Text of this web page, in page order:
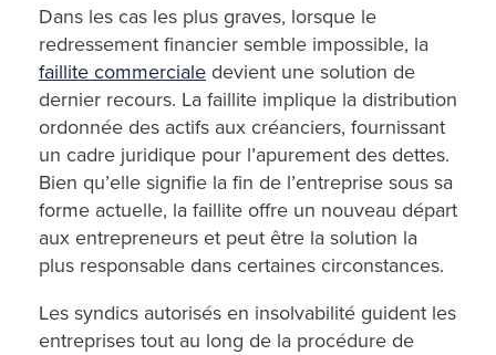
Dans les cas les plus graves, lorsque le
redressement financier semble impossible, la
faillite commerciale devient une solution de
dernier recours. La faillite implique la distribution
ordonnée des actifs aux créanciers, fournissant
un cadre juridique pour l’apurement des dettes.
Bien qu’elle signifie la fin de l’entreprise sous sa
forme actuelle, la faillite offre un nouveau départ
aux entrepreneurs et peut être la solution la
plus responsable dans certaines circonstances.
Les syndics autorisés en insolvabilité guident les
entreprises tout au long de la procédure de